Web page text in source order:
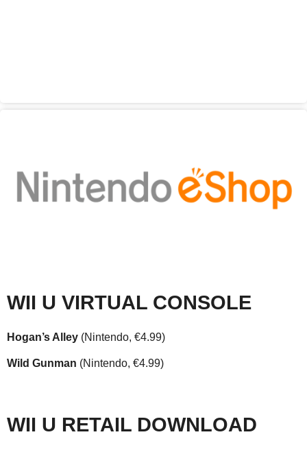
WII U VIRTUAL CONSOLE
Hogan’s Alley (Nintendo, €4.99)
Wild Gunman (Nintendo, €4.99)
WII U RETAIL DOWNLOAD